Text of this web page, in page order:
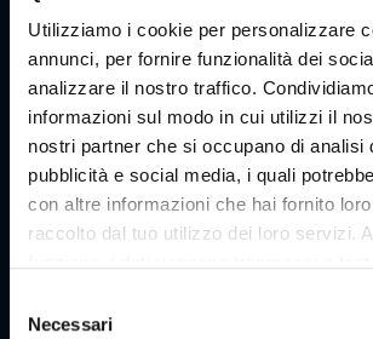
Utilizziamo i cookie per personalizzare
annunci, per fornire funzionalità dei
analizzare il nostro traffico.
informazioni sul modo in cui utilizzi il
nostri partner che si occupano di analisi
pubblicità e social media, i quali
con altre informazioni che hai fornito
raccolto dal tuo utilizzo dei loro servizi.
protezione dei dati e non vengono
Necessari
Kunsthaus
Arte e piaceri culinari al
Evento gastronomico | Mostra
01/01 - 31/12/2026